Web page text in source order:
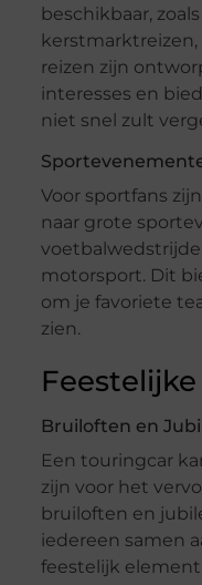
beschikbaar,
reizen zijn
interesses en
niet snel zult
Voor sportfans
naar grote
motorsport. Dit
om je favoriete
zien.
Bruiloften en
Een touringcar
zijn voor het
bruiloften en
iedereen samen
feestelijk